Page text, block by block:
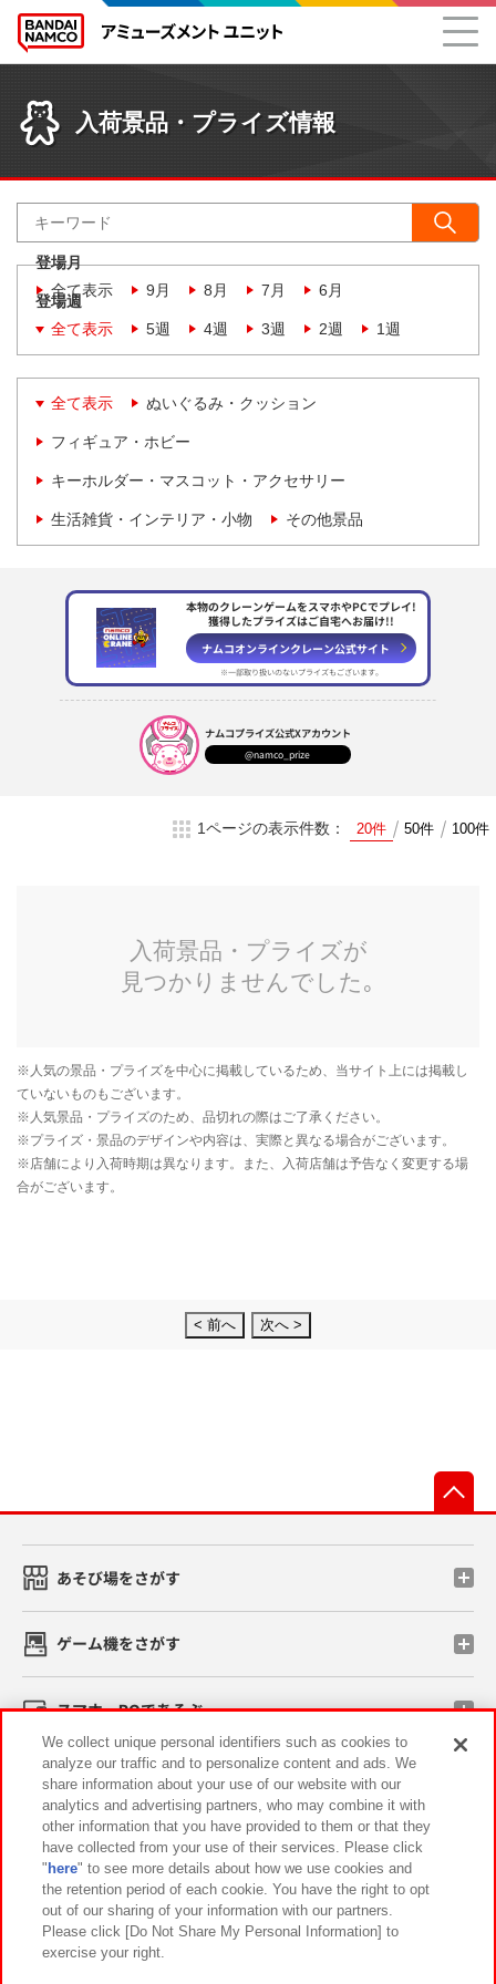
入荷景品・プライズ情報
登場月
全て表示
9月 8月 7月 6月
登場週
全て表示
5週 4週 3週 2週 1週
全て表示 ぬいぐるみ・クッション
フィギュア・ホビー
キーホルダー・マスコット・アクセサリー
生活雑貨・インテリア・小物 その他景品
本物のクレーンゲームをスマホやPCでプレイ!
獲得したプライズはご自宅へお届け!!
ナムコオンラインクレーン公式サイト
※一部取り扱いのないプライズもございます。
ナムコプライズ公式Xアカウント
@namco_prize
1ページの表示件数： 20件 50件 100件
< 前へ 次へ >
あそび場をさがす
ゲーム機をさがす
スマホ・PCであそぶ
イベント・キャンペーン
関連会社 サステナビリティ サイトポリシー
プライバシーポリシー ウェブアクセシビリティ方針と検証結果
お取引先さまとともに
We collect unique personal identifiers such as cookies to
analyze our traffic and to personalize content and ads. We
share information about your use of our website with our
analytics and advertising partners, who may combine it with
other information that you have provided to them or that they
have collected from your use of their services. Please click
" here" to see more details about how we use cookies and
the retention period of each cookie. You have the right to opt
out of our sharing of your information with our partners.
Please click [Do Not Share My Personal Information] to
exercise your right.